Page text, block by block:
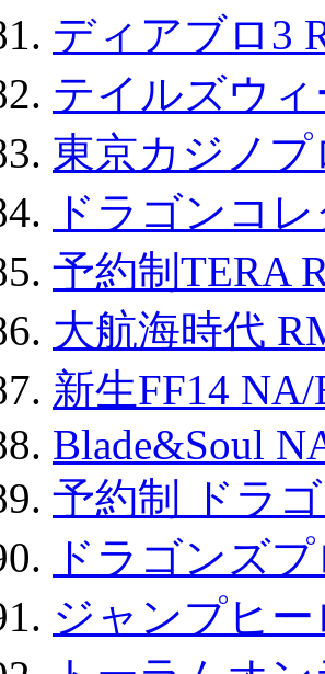
ディアブロ3
テイルズウ
東京カジノ
ドラゴンコ
予約制TERA
大航海時代
新生FF14
Blade&Soul
予約制 ドラ
ドラゴンズ
ジャンプヒ